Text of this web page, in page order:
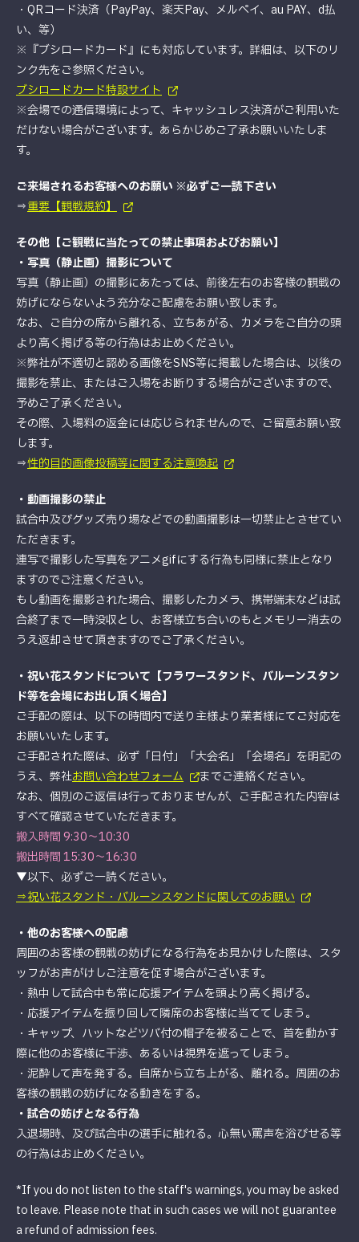
・QRコード決済（PayPay、楽天Pay、メルペイ、au PAY、d払
い、等）
※『ブシロードカード』にも対応しています。詳細は、以下のリ
ンク先をご参照ください。
ブシロードカード特設サイト
※会場での通信環境によって、キャッシュレス決済がご利用いた
だけない場合がございます。あらかじめご了承お願いいたしま
す。
ご来場されるお客様へのお願い ※必ずご一読下さい
⇒重要【観戦規約】
その他【ご観戦に当たっての禁止事項およびお願い】
・写真（静止画）撮影について
写真（静止画）の撮影にあたっては、前後左右のお客様の観戦の
妨げにならないよう充分なご配慮をお願い致します。
なお、ご自分の席から離れる、立ちあがる、カメラをご自分の頭
より高く掲げる等の行為はお止めください。
※弊社が不適切と認める画像をSNS等に掲載した場合は、以後の
撮影を禁止、またはご入場をお断りする場合がございますので、
予めご了承ください。
その際、入場料の返金には応じられませんので、ご留意お願い致
します。
⇒性的目的画像投稿等に関する注意喚起
・動画撮影の禁止
試合中及びグッズ売り場などでの動画撮影は一切禁止とさせてい
ただきます。
連写で撮影した写真をアニメgifにする行為も同様に禁止となり
ますのでご注意ください。
もし動画を撮影された場合、撮影したカメラ、携帯端末などは試
合終了まで一時没収とし、お客様立ち合いのもとメモリー消去の
うえ返却させて頂きますのでご了承ください。
・祝い花スタンドについて 【フラワースタンド、バルーンスタン
ド等を会場にお出し頂く場合】
ご手配の際は、以下の時間内で送り主様より業者様にてご対応を
お願いいたします。
ご手配された際は、必ず「日付」「大会名」「会場名」を明記の
うえ、弊社お問い合わせフォーム
までご連絡ください。
なお、個別のご返信は行っておりませんが、ご手配された内容は
すべて確認させていただきます。
搬入時間 9:30～10:30
搬出時間 15:30～16:30
▼以下、必ずご一読ください。
⇒祝い花スタンド・バルーンスタンドに関してのお願い
・他のお客様への配慮
周囲のお客様の観戦の妨げになる行為をお見かけした際は、スタ
ッフがお声がけしご注意を促す場合がございます。
・熱中して試合中も常に応援アイテムを頭より高く掲げる。
・応援アイテムを振り回して隣席のお客様に当ててしまう。
・キャップ、ハットなどツバ付の帽子を被ることで、首を動かす
際に他のお客様に干渉、あるいは視界を遮ってしまう。
・泥酔して声を発する。自席から立ち上がる、離れる。周囲のお
客様の観戦の妨げになる動きをする。
・試合の妨げとなる行為
入退場時、及び試合中の選手に触れる。心無い罵声を浴びせる等
の行為はお止めください。
*If you do not listen to the staff's warnings, you may be asked
to leave. Please note that in such cases we will not guarantee
a refund of admission fees.